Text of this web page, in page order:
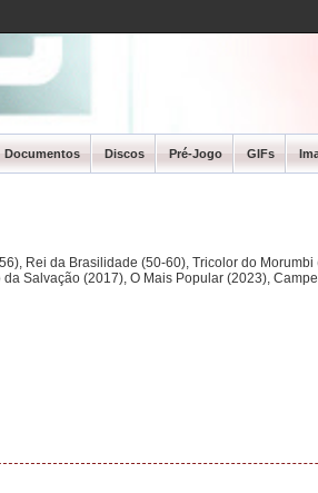
Documentos Discos Pré-Jogo GIFs
Rei da Brasilidade (50-60), Tricolor do
Salvação (2017), O Mais Popular (2023),